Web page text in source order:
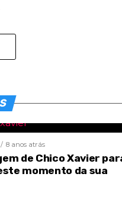
8 anos atrás
de Chico Xavier
momento da sua